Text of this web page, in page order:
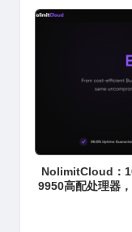
NolimitCloud：
9950高配处理器